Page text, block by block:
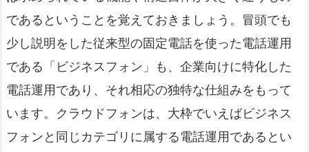
であるということを覚えておきましょう。冒頭でも
少し説明をした従来型の固定電話を使った電話運用
である「ビジネスフォン」も、企業向けに特化した
電話運用であり、それ相応の独特な仕組みをもって
います。クラウドフォンは、大枠でいえばビジネス
フォンと同じカテゴリに属する電話運用であるとい